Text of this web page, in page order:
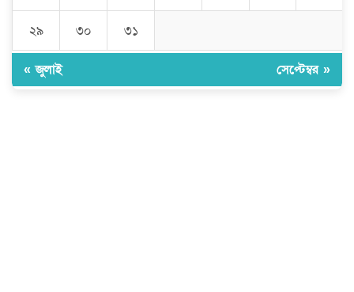
সোনার দাম ভ‌রি‌তে বাড়ল ৪ হাজার ৩৭৪
২৯ ৩০ ৩১
« জুলাই সেপ্টেম্বর »